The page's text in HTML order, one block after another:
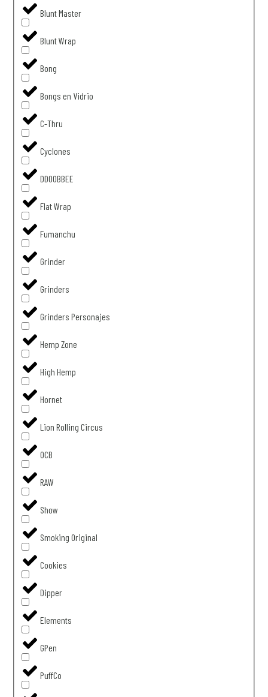
Blunt Master
Blunt Wrap
Bong
Bongs en Vidrio
C-Thru
Cyclones
DDOOBBEE
Flat Wrap
Fumanchu
Grinder
Grinders
Grinders Personajes
Hemp Zone
High Hemp
Hornet
Lion Rolling Circus
OCB
RAW
Show
Smoking Original
Cookies
Dipper
Elements
GPen
PuffCo